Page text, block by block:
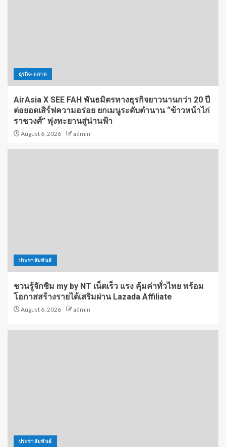
ธุรกิจ-ตลาด
AirAsia X SEE FAH พันธมิตรทางธุรกิจยาวนานกว่า 20 ปี
ต่อยอดเสิร์ฟความอร่อย ยกเมนูระดับตำนาน “ข้าวหน้าไก่
ราชวงศ์” พุ่งทะยานสู่น่านฟ้า
August 6, 2026 admin
ประชาสัมพันธ์
ชวนรู้จักซิม my by NT เน็ตเร็ว แรง คุ้มค่าทั่วไทย พร้อม
โอกาสสร้างรายได้เสริมผ่าน Lazada Affiliate
August 6, 2026 admin
ประชาสัมพันธ์